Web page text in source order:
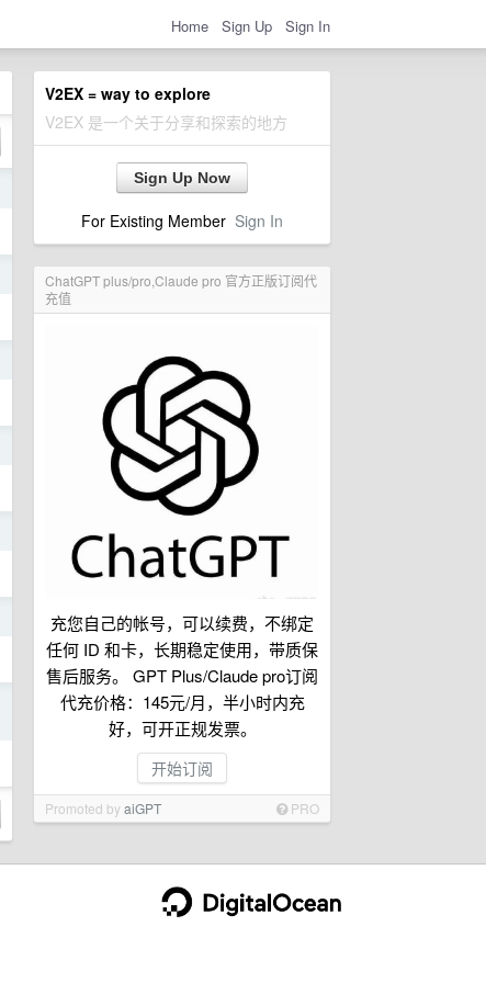
Home Sign Up Sign In
V2EX = way to explore
V2EX 是一个关于分享和探索的地方
Sign Up Now
For Existing Member Sign In
ChatGPT plus/pro,Claude pro 官方正版订阅代
充值
充您自己的帐号，可以续费，不绑定
任何 ID 和卡，长期稳定使用，带质保
售后服务。 GPT Plus/Claude pro订阅
代充价格：145元/月，半小时内充
好，可开正规发票。
开始订阅
Promoted byaiGPT PRO